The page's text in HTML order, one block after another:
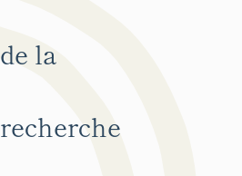
de la
recherche